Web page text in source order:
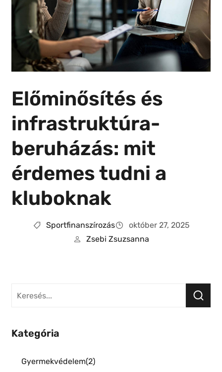
Előminősítés és
infrastruktúra-
beruházás: mit
érdemes tudni a
kluboknak
Sportfinanszírozás
október 27, 2025
Zsebi Zsuzsanna
Kategória
Gyermekvédelem 2